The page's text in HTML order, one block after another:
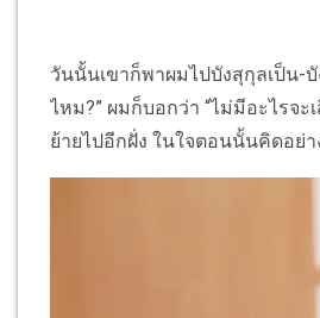
วันนั้นเขาก็พาผมไปบังสุกุลเป็น-
ไหม?” ผมก็บอกว่า “ไม่มีอะไรจ
ย้ายไปอีกฝั่ง ในใจตอนนั้นคิดอย่า